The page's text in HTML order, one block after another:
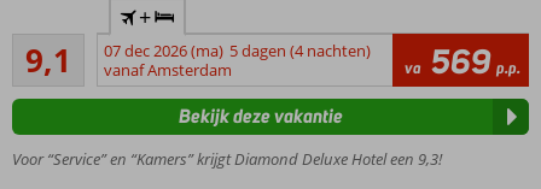
familiekamers
24 uur
per dag
snacks
drankjes
9,1Uitstekend
48
beoordelingen
+
07 dec 2026 (ma) 5 dagen (4 nachten)
vanaf Amsterdam
va 569 p.p.
Voor “Service” en “Kamers” krijgt Diamond Deluxe Hotel een 9,3!
Bekijk deze vakantie